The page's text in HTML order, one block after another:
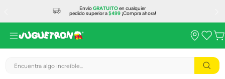
EnvíoGRATUITOen cualquier
pedido superior a$499¡Compra ahora!
Encuentra algo increíble...